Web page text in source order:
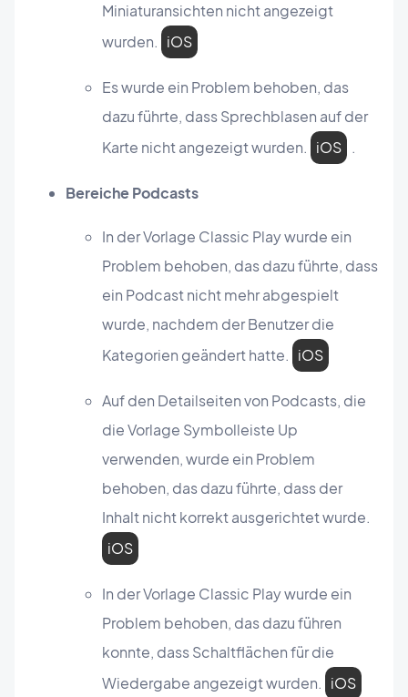
Miniaturansichten nicht angezeigt
wurden. iOS
Es wurde ein Problem behoben, das
dazu führte, dass Sprechblasen auf der
Karte nicht angezeigt wurden. iOS .
Bereiche Podcasts
In der Vorlage Classic Play wurde ein
Problem behoben, das dazu führte, dass
ein Podcast nicht mehr abgespielt
wurde, nachdem der Benutzer die
Kategorien geändert hatte. iOS
Auf den Detailseiten von Podcasts, die
die Vorlage Symbolleiste Up
verwenden, wurde ein Problem
behoben, das dazu führte, dass der
Inhalt nicht korrekt ausgerichtet wurde.
iOS
In der Vorlage Classic Play wurde ein
Problem behoben, das dazu führen
konnte, dass Schaltflächen für die
Wiedergabe angezeigt wurden. iOS